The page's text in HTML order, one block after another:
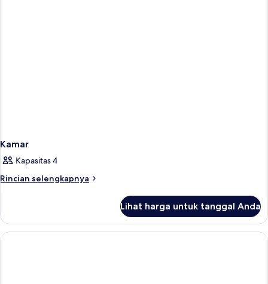
Kamar
Kapasitas 4
Rincian selengkapnya
Rincian
Kamar
Lihat harga untuk tanggal Anda